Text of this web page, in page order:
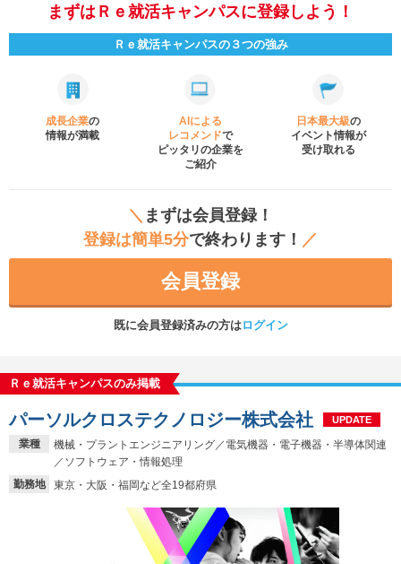
まずはＲｅ就活キャンパスに登録しよう！
Ｒｅ就活キャンパスの３つの強み
成長企業の
情報が満載
AIによる
レコメンドで
ピッタリの企業を
ご紹介
日本最大級の
イベント情報が
受け取れる
＼ まずは会員登録！
登録は簡単5分で終わります！ ／
会員登録
既に会員登録済みの方はログイン
Ｒｅ就活キャンパスのみ掲載
業種
機械・プラントエンジニアリング／電気機器・電子機器・半導体関連
／ソフトウェア・情報処理
勤務地
東京・大阪・福岡など全19都府県
パーソルクロステクノロジー株式会社 UPDATE